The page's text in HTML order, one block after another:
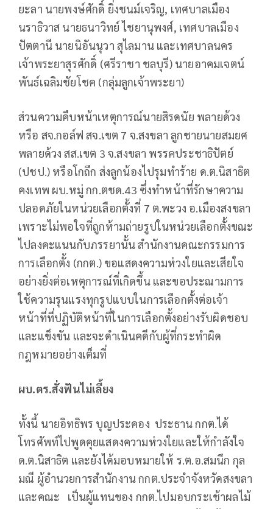
ยะลา นายพงษ์ศักดิ์ ยิ่งชนม์เจริญ, เทศบาลเมือง
นราธิวาส นายธนาวิทย์ ไชยานุพงศ์, เทศบาลเมือง
ปัตตานี นายนิอันนุวา สุไลมาน และเทศบาลนคร
เจ้าพระยาสุรศักดิ์ (ศรีราชา ชลบุรี) นายอาคมเจตน์
พันธ์เฉลิมชัยโชค (กลุ่มลูกเจ้าพระยา)
ส่วนความคืบหน้าเหตุการณ์นายสิรดนัย พลายด้วง
หรือ สจ.กอล์ฟ สจ.เขต 7 จ.สงขลา ลูกชายนายสมยศ
พลายด้วง สส.เขต 3 จ.สงขลา พรรคประชาธิปัตย์
(ปชป.) หรือโกถึก ส่งลูกน้องไปรุมทำร้าย ด.ต.นิสาธิต
คงเทพ ผบ.หมู่ กก.ตชด.43 ซึ่งทำหน้าที่รักษาความ
ปลอดภัยในหน่วยเลือกตั้งที่ 7 ต.พะวง อ.เมืองสงขลา
เพราะไม่พอใจที่ถูกห้ามถ่ายรูปในหน่วยเลือกตั้งขณะ
ไปลงคะแนนกับภรรยานั้น สำนักงานคณะกรรมการ
การเลือกตั้ง (กกต.) ขอแสดงความห่วงใยและเสียใจ
อย่างยิ่งต่อเหตุการณ์ที่เกิดขึ้น และขอประณามการ
ใช้ความรุนแรงทุกรูปแบบในการเลือกตั้งต่อเจ้า
หน้าที่ที่ปฏิบัติหน้าที่ในการเลือกตั้งอย่างรับผิดชอบ
และแข็งขัน และจะดำเนินคดีกับผู้ที่กระทำผิด
กฎหมายอย่างเต็มที่
ผบ.ตร.สั่งฟันไม่เลี้ยง
ทั้งนี้ นายอิทธิพร บุญประคอง ประธาน กกต.ได้
โทรศัพท์ไปพูดคุยแสดงความห่วงใยและให้กำลังใจ
ด.ต.นิสาธิต และยังได้มอบหมายให้ ร.ต.อ.สมนึก กุล
มณี ผู้อำนวยการสำนักงาน กกต.ประจำจังหวัดสงขลา
และคณะ เป็นผู้แทนของ กกต.ไปมอบกระเช้าผลไม้